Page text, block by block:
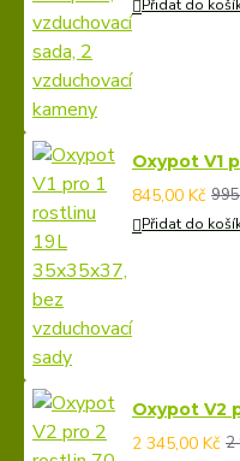
Přidat do
Oxypot V1
845,00 Kč
Přidat do
Oxypot V2
2 345,00 Kč 2